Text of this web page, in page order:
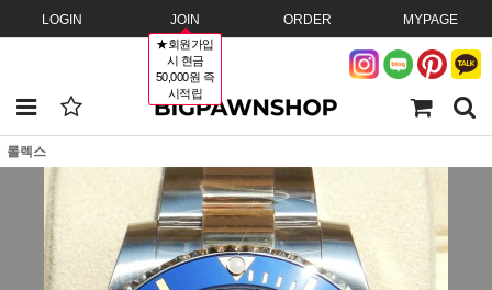
LOGIN JOIN
★회원가입
시 현금
50,000원 즉
시적립
ORDER MYPAGE
롤렉스